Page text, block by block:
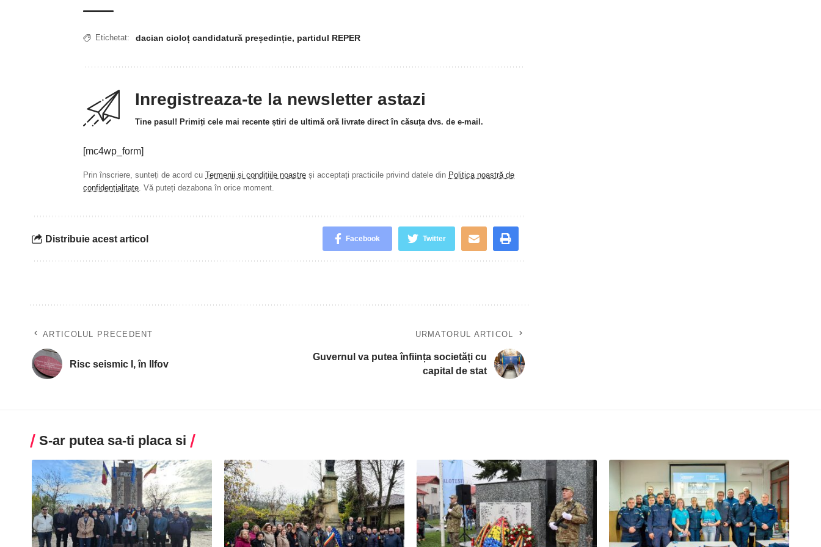
Etichetat: dacian cioloț candidatură președinție, partidul REPER
Inregistreaza-te la newsletter astazi
Tine pasul! Primiți cele mai recente știri de ultimă oră livrate direct în căsuța dvs. de e-mail.
[mc4wp_form]
Prin înscriere, sunteți de acord cu Termenii și condițiile noastre și acceptați practicile privind datele din Politica noastră de
confidențialitate. Vă puteți dezabona în orice moment.
Distribuie acest articol Facebook Twitter
ARTICOLUL PRECEDENT
Risc seismic I, în Ilfov
URMATORUL ARTICOL
Guvernul va putea înființa societăți cu
capital de stat
S-ar putea sa-ti placa si